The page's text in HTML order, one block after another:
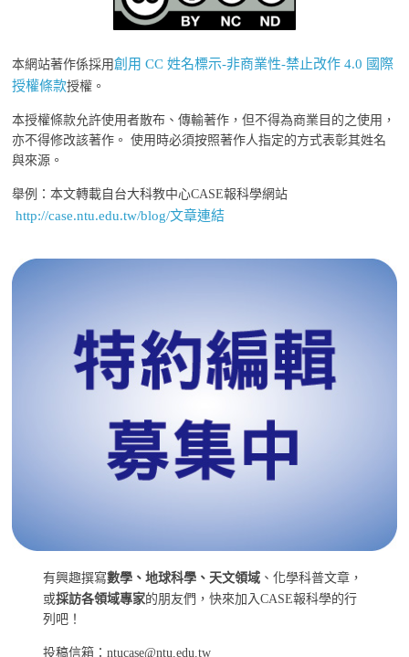
本網站著作係採用創用 CC 姓名標示-非商業性-禁止改作 4.0 國際
授權條款授權。
本授權條款允許使用者散布、傳輸著作，但不得為商業目的之使用，
亦不得修改該著作。 使用時必須按照著作人指定的方式表彰其姓名
與來源。
舉例：本文轉載自台大科教中心CASE報科學網站
http://case.ntu.edu.tw/blog/文章連結
有興趣撰寫數學、地球科學、天文領域 、化學科普文章，
或採訪各領域專家的朋友們，快來加入CASE報科學的行
列吧！
投稿信箱：ntucase@ntu.edu.tw